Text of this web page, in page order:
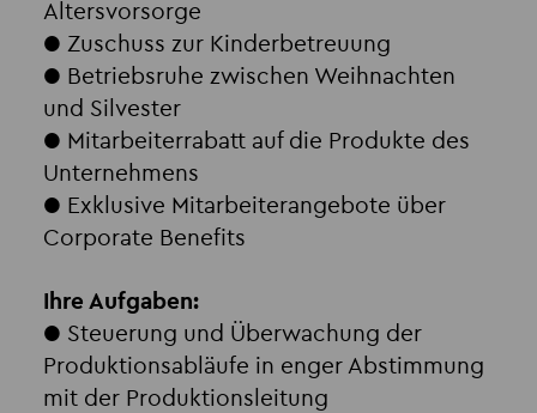
Altersvorsorge
● Zuschuss zur Kinderbetreuung
● Betriebsruhe zwischen Weihnachten
und Silvester
● Mitarbeiterrabatt auf die Produkte des
Unternehmens
● Exklusive Mitarbeiterangebote über
Corporate Benefits
Ihre Aufgaben:
● Steuerung und Überwachung der
Produktionsabläufe in enger Abstimmung
mit der Produktionsleitung